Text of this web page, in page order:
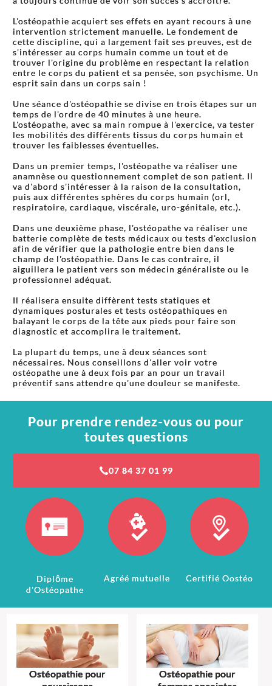
L'ostéopathie acquiert ses effets en ayant recours à une
intervention strictement manuelle. Le fondement de
cette discipline, qui a largement fait ses preuves, est de
s'intéresser au corps humain comme un tout et de
trouver l'origine du problème en respectant la relation
entre le corps du patient et sa pensée, son psychisme. Un
esprit sain dans un corps sain !
Une séance d'ostéopathie se divise en trois étapes sur un
temps de l'ordre de 40 minutes à une heure.
L'ostéopathe, avec sa main rompue à l'exercice, va tester
les mobilités des différents tissus du corps humain et
trouver les faiblesses éventuelles.
Dans un premier temps, l'ostéopathe va réaliser une
anamnèse ou questionnement complet de son patient. Il
va d'abord s'intéresser à la raison de la consultation,
puis aux différentes sphères du corps humain (orl,
respiratoire, cardiaque, viscérale, uro-génitale, etc.).
Dans une deuxième phase, l'ostéopathe va réaliser une
batterie complète de tests médicaux ou tests d'exclusion
afin de vérifier que la pathologie entre bien dans le
champ de l'ostéopathie. Dans le cas contraire, il
aiguillera le patient vers son médecin généraliste ou le
professionnel adéquat.
Il réalisera ensuite diffèrent tests statiques et
dynamiques posturales et tests ostéopathiques en
balayant le corps de la tête aux pieds pour faire son
diagnostic et accomplira le traitement.
La plupart du temps, une à deux séances sont
nécessaires. Nous conseillons d'aller voir votre
ostéopathe une à deux fois par an pour un travail
préventif sans attendre qu'une douleur se manifeste.
Pour prendre rendez-vous ou pour
toutes questions
07 84 37 01 99
Diplôme
d'Ostéopathe
Agréé mutuelle Certifié Oostéo
Ostéopathie pour
Ostéopathie pour